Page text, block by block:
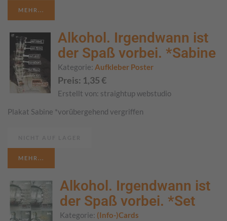
MEHR...
Alkohol. Irgendwann ist
der Spaß vorbei. *Sabine
Kategorie: Aufkleber Poster
Preis: 1,35€
Erstellt von: straightup webstudio
Plakat Sabine *vorübergehend vergriffen
MEHR...
Alkohol. Irgendwann ist
der Spaß vorbei. *Set
Kategorie: (Info-)Cards